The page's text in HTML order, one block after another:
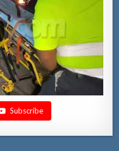
Subscribe